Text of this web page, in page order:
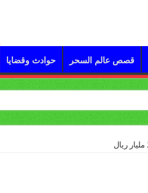
قصص عالم السحر حوادث وقضايا